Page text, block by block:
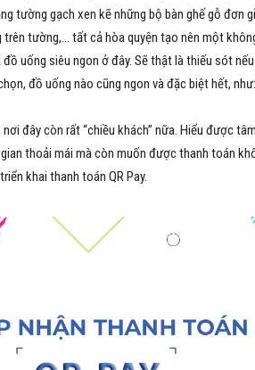
tường gạch xen kẽ những bộ bàn ghế gỗ đơn
tường,… tất cả hòa quyện tạo nên một
uống siêu ngon ở đây. Sẽ thật là thiếu sót
đồ uống nào cũng ngon và đặc biệt hết,
đây còn rất “chiều khách” nữa. Hiểu được
thoải mái mà còn muốn được thanh toán
khai thanh toán QR Pay.